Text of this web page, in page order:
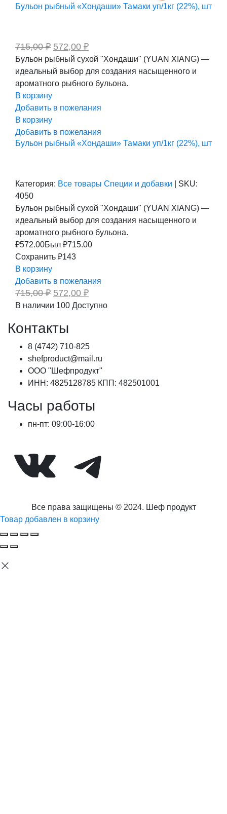
Бульон рыбный «Хондаши» Тамаки уп/1кг (22%), шт
715,00₽ Первоначальная
цена
составляла
715,00 ₽.
572,00 ₽Текущая
цена:
572,00 ₽.
Бульон рыбный сухой "Хондаши" (YUAN XIANG) —
идеальный выбор для создания насыщенного и
ароматного рыбного бульона.
В корзину
Добавить в пожелания
В корзину
Добавить в пожелания
Бульон рыбный «Хондаши» Тамаки уп/1кг (22%), шт
Категория: Все товары Специи и добавки
SKU:
4050
Бульон рыбный сухой "Хондаши" (YUAN XIANG) —
идеальный выбор для создания насыщенного и
ароматного рыбного бульона.
₽572.00Был ₽715.00
Сохранить ₽143
В корзину
Добавить в пожелания
715,00₽ Первоначальная
цена
составляла
572,00 ₽Текущая
цена:
572,00 ₽.
В наличии 100 Доступно
Контакты
8 (4742) 710-825
shefproduct@mail.ru
ООО "Шефпродукт"
ИНН: 4825128785 КПП: 482501001
Часы работы
пн-пт: 09:00-16:00
ВКонтактеTelegram
Все права защищены © 2024. Шеф продукт
Товар добавлен в корзину